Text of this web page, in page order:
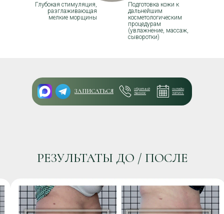
Подготовка кожи к
дальнейшим
косметологическим
процедурам
(увлажнение, массаж,
сыворотки)
Глубокая стимуляция,
разглаживающая
мелкие морщины
тонуса и общего
лифтинга
Улучшение
выведение токсинов
Реабилитация после
тканей
избавление от жировых
отложений (локально)
онлайн
запись
обратный
звонок
ЗАПИСАТЬСЯ
РЕЗУЛЬТАТЫ ДО / ПОСЛЕ